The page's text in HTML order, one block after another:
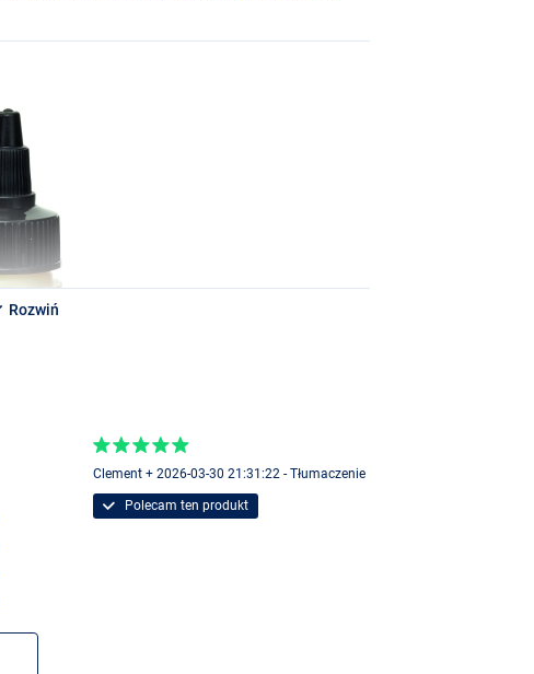
Rozwiń
Clement + 2026-03-30 21:31:22 - Tłumaczenie
Polecam ten produkt